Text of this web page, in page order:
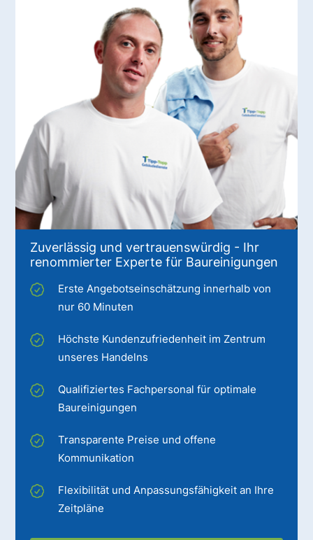
Zuverlässig und vertrauenswürdig - Ihr
renommierter Experte für Baureinigungen
Erste Angebotseinschätzung innerhalb von
nur 60 Minuten
Höchste Kundenzufriedenheit im Zentrum
unseres Handelns
Qualifiziertes Fachpersonal für optimale
Baureinigungen
Transparente Preise und offene
Kommunikation
Flexibilität und Anpassungsfähigkeit an Ihre
Zeitpläne